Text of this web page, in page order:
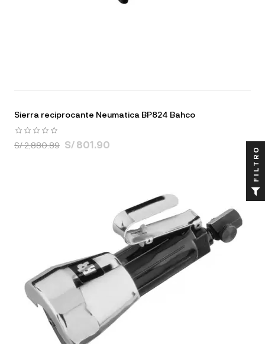
Sierra reciprocante Neumatica BP824 Bahco
S/ 2,880.89 S/ 801.90
FILTRO